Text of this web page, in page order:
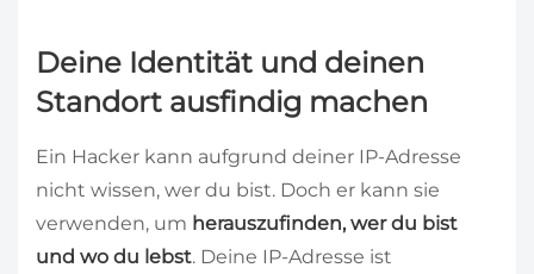
Deine Identität und deinen
Standort ausfindig machen
Ein Hacker kann aufgrund deiner IP-Adresse
nicht wissen, wer du bist. Doch er kann sie
verwenden, um herauszufinden, wer du bist
und wo du lebst. Deine IP-Adresse ist